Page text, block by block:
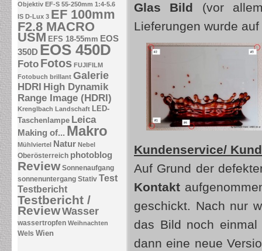
Objektiv EF-S 55-250mm 1:4-5.6
IS D-Lux 3 EF 100mm
F2.8 MACRO
USM EFS 18-55mm EOS
350D EOS 450D
Foto Fotos FUJIFILM
Fotobuch brillant Galerie
HDRI High Dynamik
Range Image (HDRI)
Krenglbach Landschaft LED-
Taschenlampe Leica
Making of... Makro
Mühlviertel Natur Nebel
Oberösterreich photoblog
Review Sonnenaufgang
sonnenuntergang Stativ Test
Testbericht
Testbericht /
ReviewWasser
wassertropfen Weihnachten
Wels Wien
Glas Bild (vor
Lieferungen wurde
Kundenservice/
Auf Grund der
Kontakt
geschickt. Nach nur
das Bild noch
dann eine neue